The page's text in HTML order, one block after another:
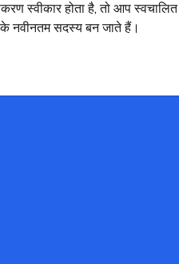
स्वीकार होता है, तो आप स्वचालित
नवीनतम सदस्य बन जाते हैं।